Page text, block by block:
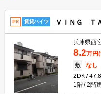
PR 賃貸ハイツ ＶＩＮＧ Ｔ
兵庫県西
8.2万円(
敷
なし
2DK
1階
2階